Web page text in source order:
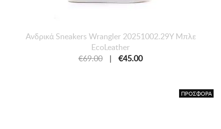
Ανδρικά Sneakers Wrangler 20251002.29Y Μπλε
EcoLeather
€69.00
| €45.00
ΠΡΟΣΦΟΡΑ